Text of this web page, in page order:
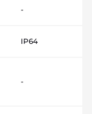
-
IP64
-